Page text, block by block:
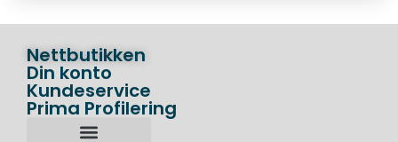
Nettbutikken
Din konto
Kundeservice
Prima Profilering